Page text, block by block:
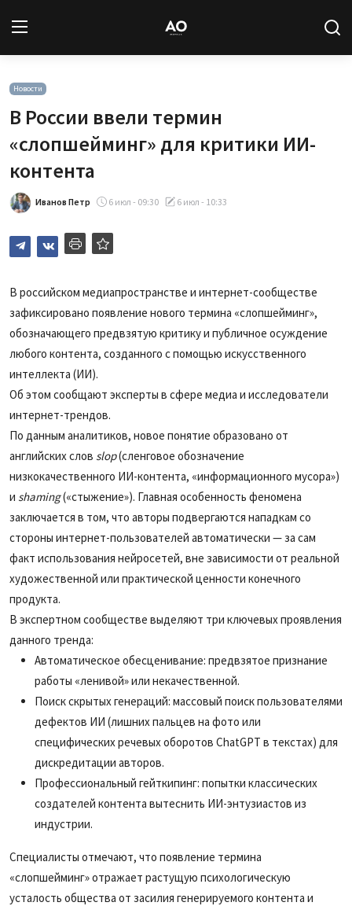
Статьи
Авторы
Архив
База знаний
Подписка
Новости
В России ввели термин
«слопшейминг» для критики ИИ-
контента
Иванов Петр 6 июл - 09:30 6 июл - 10:33
В российском медиапространстве и интернет-сообществе
зафиксировано появление нового термина «слопшейминг»,
обозначающего предвзятую критику и публичное осуждение
любого контента, созданного с помощью искусственного
интеллекта (ИИ).
Об этом сообщают эксперты в сфере медиа и исследователи
интернет-трендов.
По данным аналитиков, новое понятие образовано от
английских слов slop(сленговое обозначение
низкокачественного ИИ-контента, «информационного мусора»)
и shaming(«стыжение»). Главная особенность феномена
заключается в том, что авторы подвергаются нападкам со
стороны интернет-пользователей автоматически — за сам
факт использования нейросетей, вне зависимости от реальной
художественной или практической ценности конечного
продукта.
В экспертном сообществе выделяют три ключевых проявления
данного тренда:
Автоматическое обесценивание: предвзятое признание
работы «ленивой» или некачественной.
Поиск скрытых генераций: массовый поиск пользователями
дефектов ИИ (лишних пальцев на фото или
специфических речевых оборотов ChatGPT в текстах) для
дискредитации авторов.
Профессиональный гейткипинг: попытки классических
создателей контента вытеснить ИИ-энтузиастов из
индустрии.
Специалисты отмечают, что появление термина
«слопшейминг» отражает растущую психологическую
усталость общества от засилия генерируемого контента и